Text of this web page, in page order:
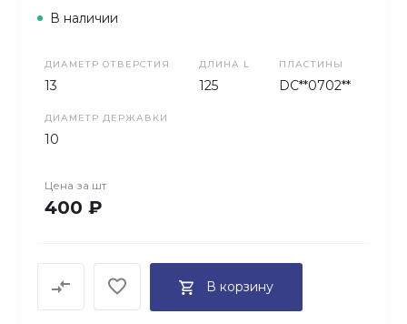
В наличии
ДИАМЕТР ОТВЕРСТИЯ
13
ДЛИНА L
125
ПЛАСТИНЫ
DC**0702**
ДИАМЕТР ДЕРЖАВКИ
10
Цена за шт
400 ₽
В корзину